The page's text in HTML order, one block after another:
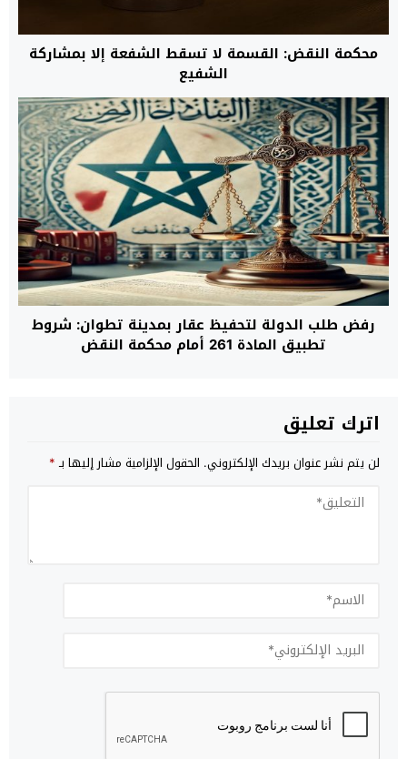
محكمة النقض: القسمة لا تسقط الشفعة إلا بمشاركة
الشفيع
رفض طلب الدولة لتحفيظ عقار بمدينة تطوان: شروط
تطبيق المادة 261 أمام محكمة النقض
اترك تعليق
لن يتم نشر عنوان بريدك الإلكتروني. الحقول الإلزامية مشار إليها بـ*